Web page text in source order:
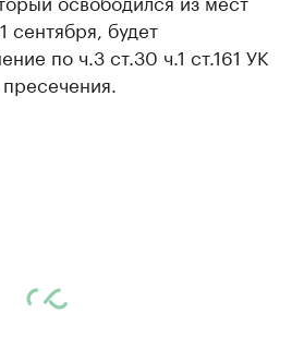
сентября, будет
по ч.3 ст.30 ч.1 ст.161 УК